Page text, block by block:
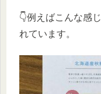
👇例えばこんな感
れています。